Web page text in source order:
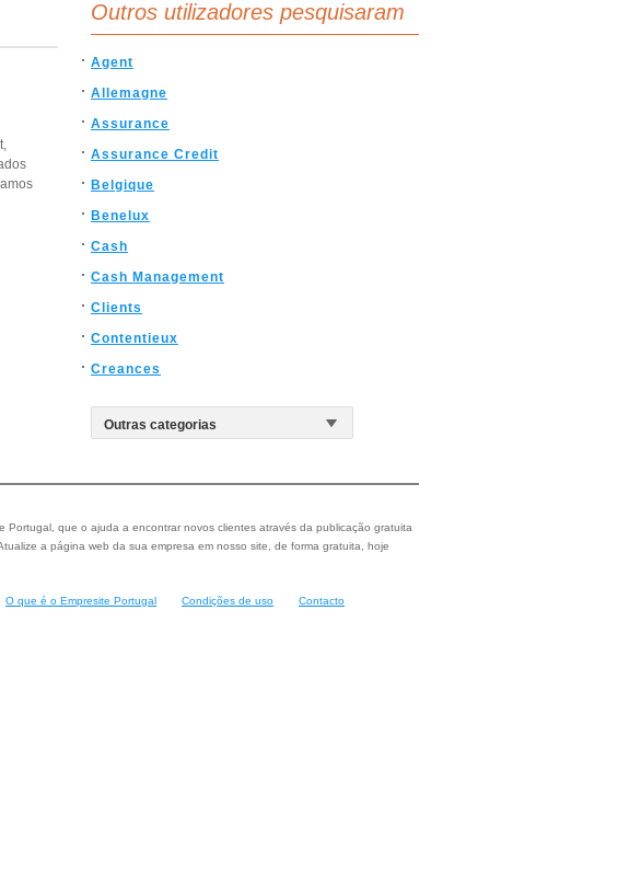
Outros utilizadores pesquisaram
Agent
Allemagne
Assurance
Assurance Credit
Belgique
Benelux
Cash
Cash Management
Clients
Contentieux
Creances
Portugal, que o ajuda a encontrar novos clientes através da publicação gratuita
a página web da sua empresa em nosso site, de forma gratuita, hoje
O que é o Empresite Portugal Condições de uso Contacto